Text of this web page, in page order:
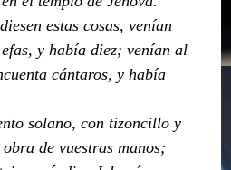
estas cosas, venían
y había diez; venían al
cántaros, y había
solano, con tizoncillo y
de vuestras manos;